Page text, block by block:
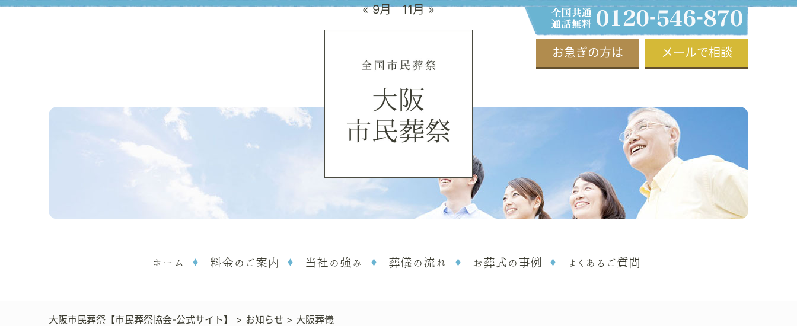
お急ぎの方は メールで相談
ホーム 料金のご案内 当社の強み 葬儀の流れ お葬式の事例 よくあるご質問
大阪市民葬祭【市民葬祭協会-公式サイト】 > お知らせ > 大阪葬儀
« 9月 11月 »